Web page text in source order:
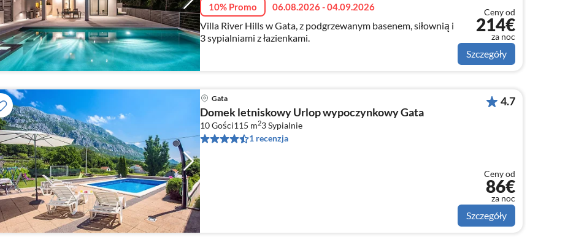
10% Promo 06.08.2026 - 04.09.2026
Villa River Hills w Gata, z podgrzewanym basenem, siłownią i
3 sypialniami z łazienkami.
Ceny od
214€
za noc
Szczegóły
Gata
Domek letniskowy Urlop wypoczynkowy Gata
10 Gości115 m23Sypialnie
1 recenzja
4.7
Ceny od
86€
za noc
Szczegóły